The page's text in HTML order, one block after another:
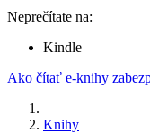
Neprečítate na:
Kindle
Ako čítať e-knihy
Knihy